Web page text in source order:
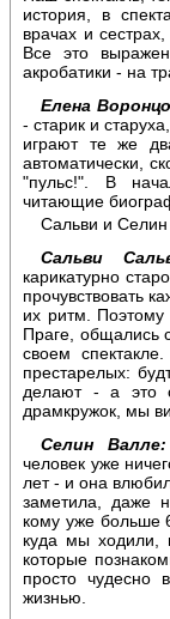
история, в
врачах и
Все это
акробатики - на
Елена
- старик и
играют те же
автоматически,
"пульс!". В
читающие
Сальви и Селин
Сальви
карикатурно
прочувствовать
их ритм.
Праге, общались
своем
престарелых:
делают - а это
драмкружок, мы
Селин Валле:
человек уже
лет - и она
заметила, даже
кому уже больше
куда мы ходили,
которые
просто чудесно
жизнью.